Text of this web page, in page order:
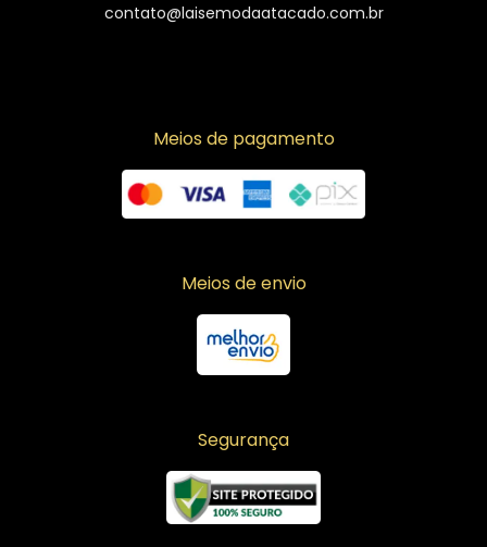
contato@laisemodaatacado.com.br
Meios de pagamento
Meios de envio
Segurança